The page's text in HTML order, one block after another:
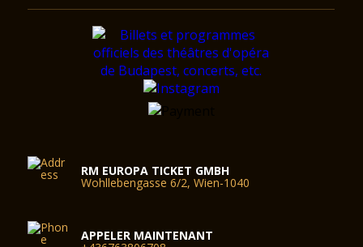
RM EUROPA TICKET GMBH
Wohllebengasse 6/2, Wien-1040
APPELER MAINTENANT